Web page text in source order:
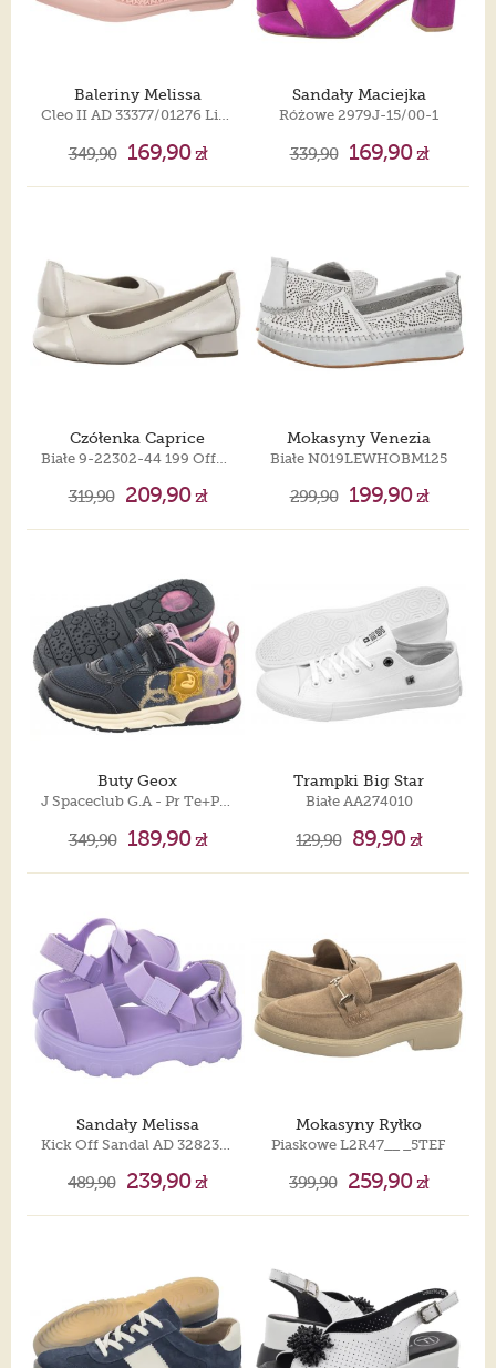
Baleriny Melissa
Cleo II AD 33377/01276 Light Pink
349,90 169,90zł
Sandały Maciejka
Różowe 2979J-15/00-1
339,90 169,90zł
Czółenka Caprice
Białe 9-22302-44 199 Offwhite Comb
319,90 209,90zł
Mokasyny Venezia
Białe N019LEWHOBM125
299,90 199,90zł
Buty Geox
J Spaceclub G.A - Pr Te+Pe.Gbk Navy/Lavender J458VA 0ANAJ CF48Q
349,90 189,90zł
Trampki Big Star
Białe AA274010
129,90 89,90zł
Sandały Melissa
Kick Off Sandal AD 32823/54142 Lila
489,90 239,90zł
Mokasyny Ryłko
Piaskowe L2R47__ _5TEF
399,90 259,90zł